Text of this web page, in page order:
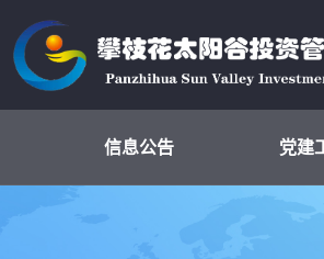
信息公告 党建